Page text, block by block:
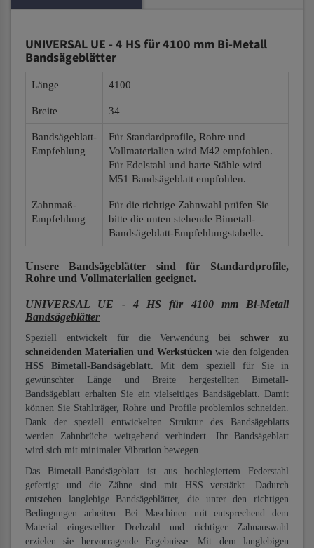
UNIVERSAL UE - 4 HS für 4100 mm Bi-Metall
Bandsägeblätter
Länge 4100
Breite 34
Bandsägeblatt-
Empfehlung
Für Standardprofile, Rohre und
Vollmaterialien wird M42 empfohlen.
Für Edelstahl und harte Stähle wird
M51 Bandsägeblatt empfohlen.
Zahnmaß-
Empfehlung
Für die richtige Zahnwahl prüfen Sie
bitte die unten stehende Bimetall-
Bandsägeblatt-Empfehlungstabelle.
Unsere Bandsägeblätter sind für Standardprofile,
Rohre und Vollmaterialien geeignet.
UNIVERSAL UE - 4 HS für 4100 mm Bi-Metall
Bandsägeblätter
Speziell entwickelt für die Verwendung beischwer zu
schneidenden Materialien und Werkstücken wie den folgenden
HSS Bimetall-Bandsägeblatt. Mit dem speziell für Sie in
gewünschter Länge und Breite hergestellten Bimetall-
Bandsägeblatt erhalten Sie ein vielseitiges Bandsägeblatt. Damit
können Sie Stahlträger, Rohre und Profile problemlos schneiden.
Dank der speziell entwickelten Struktur des Bandsägeblatts
werden Zahnbrüche weitgehend verhindert. Ihr Bandsägeblatt
wird sich mit minimaler Vibration bewegen.
Das Bimetall-Bandsägeblatt ist aus hochlegiertem Federstahl
gefertigt und die Zähne sind mit HSS verstärkt. Dadurch
entstehen langlebige Bandsägeblätter, die unter den richtigen
Bedingungen arbeiten. Bei Maschinen mit entsprechend dem
Material eingestellter Drehzahl und richtiger Zahnauswahl
erzielen sie hervorragende Ergebnisse. Mit dem langlebigen